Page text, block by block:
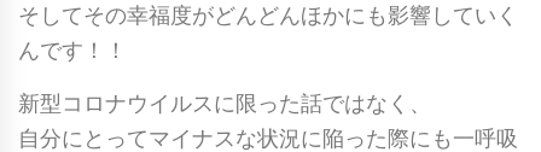
そしてその幸福度がどんどんほかにも影響していく
んです！！
新型コロナウイルスに限った話ではなく、
自分にとってマイナスな状況に陥った際にも一呼吸